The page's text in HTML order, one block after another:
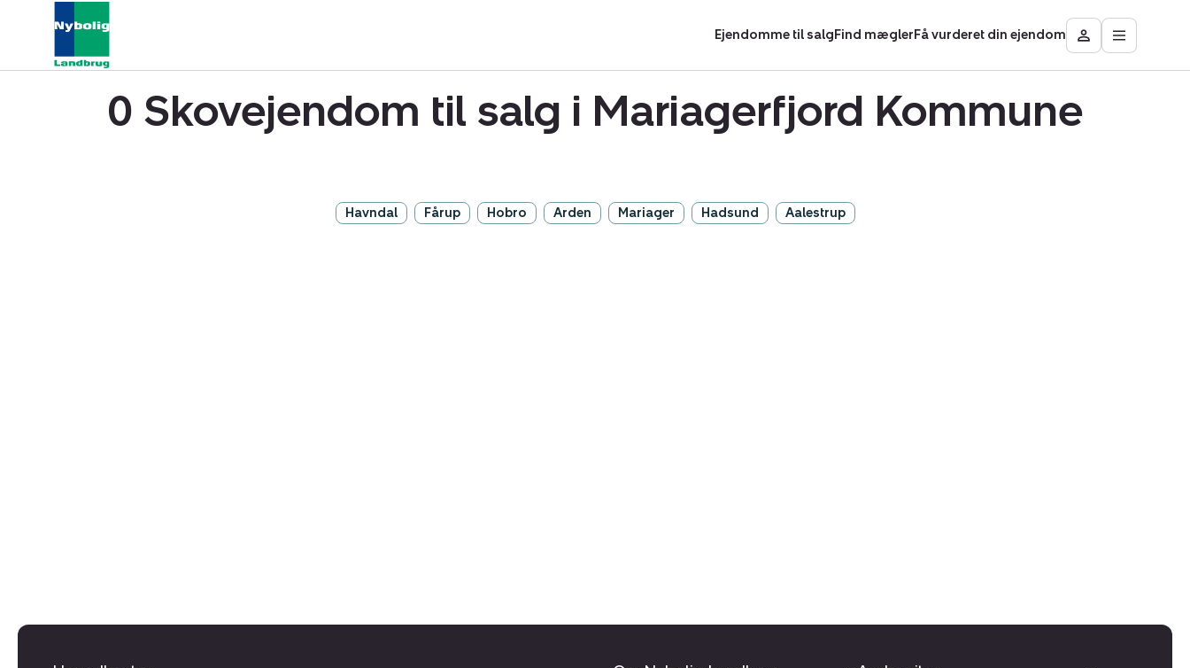
Ejendomme til salgFind mæglerFå vurderet din ejendom
Besøg
Mit
Åbn
0 Skovejendom til salg i Mariagerfjord Kommune
Havndal Fårup Hobro Arden Mariager Hadsund Aalestrup